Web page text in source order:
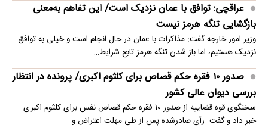
عراقچی: توافق با عمان نزدیک است/ این تفاهم به‌معنی
بازگشایی تنگه هرمز نیست
وزیر امور خارجه گفت: مذاکرات با عمان در حال انجام است و خیلی به توافق
نزدیک هستیم، اما باز شدن تنگه هرمز تابع شرایط…
صدور ۱۰ فقره حکم قصاص برای کلثوم اکبری/ پرونده در انتظار
بررسی دیوان عالی کشور
سخنگوی قوه قضاییه از صدور ۱۰ فقره حکم قصاص نفس برای کلثوم اکبری
خبر داد و گفت: رأی صادرشده پس از طی مهلت اعتراض و…